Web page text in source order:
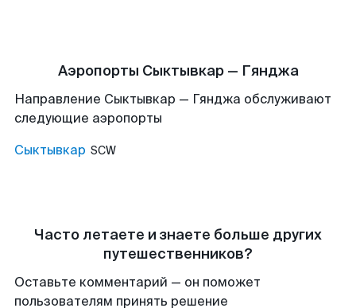
Аэропорты Сыктывкар — Гянджа
Направление Сыктывкар — Гянджа обслуживают
следующие аэропорты
Сыктывкар SCW
Часто летаете и знаете больше других
путешественников?
Оставьте комментарий — он поможет
пользователям принять решение